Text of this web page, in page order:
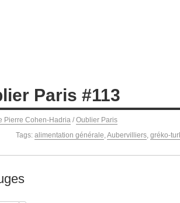
Paris #113
Pierre Cohen-Hadria / Oublier Paris
Tags: alimentation générale,Aubervilliers, gréko-